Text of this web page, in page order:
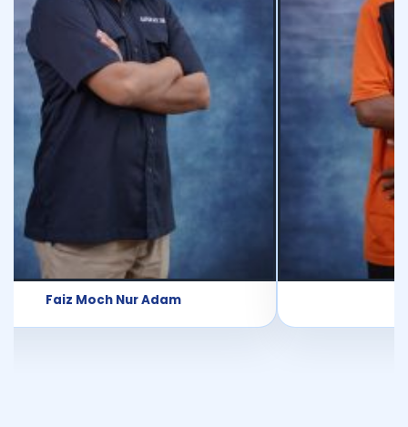
Faiz Moch Nur Adam